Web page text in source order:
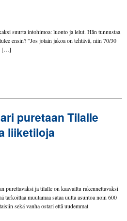
suurta intohimoa: luonto ja lelut. Hän tunnustaa
ensin? ”Jos jotain jakoa on tehtävä, niin 70/30
[…]
puretaan Tilalle
liiketiloja
purettavaksi ja tilalle on kaavailtu rakennettavaksi
muutamaa sataa uutta asuntoa noin 600
sekä vanha ostari että uudemmat